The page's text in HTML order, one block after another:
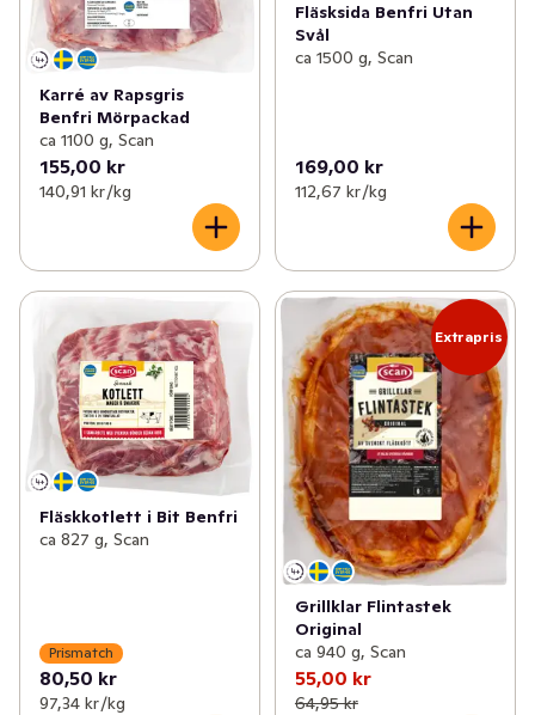
Karré av Rapsgris
Benfri Mörpackad
ca 1100 g, Scan
155,00 kr
140,91 kr /kg
Fläsksida Benfri Utan
Svål
ca 1500 g, Scan
169,00 kr
112,67 kr /kg
Fläskkotlett i Bit Benfri
ca 827 g, Scan
Prismatch
80,50 kr
97,34 kr /kg
Extrapris
Grillklar Flintastek
Original
ca 940 g, Scan
55,00 kr
64,95 kr